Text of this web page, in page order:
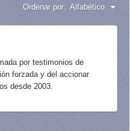
Ordenar por: Alfabético
por testimonios de
forzada y del accionar
desde 2003.